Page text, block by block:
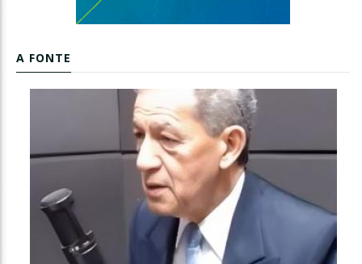
A FONTE